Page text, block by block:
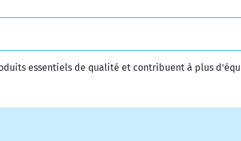
essentiels de qualité et contribuent à plus